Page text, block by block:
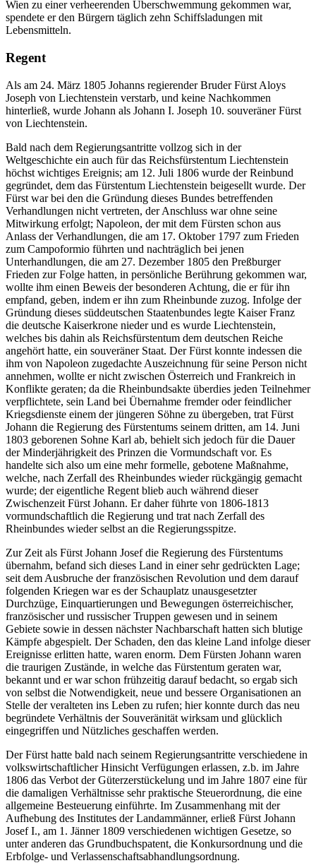
Wien zu einer verheerenden Überschwemmung gekommen war,
spendete er den Bürgern täglich zehn Schiffsladungen mit
Lebensmitteln.
Regent
Als am 24. März 1805 Johanns regierender Bruder Fürst Aloys
Joseph von Liechtenstein verstarb, und keine Nachkommen
hinterließ, wurde Johann als Johann I. Joseph 10. souveräner Fürst
von Liechtenstein.
Bald nach dem Regierungsantritte vollzog sich in der
Weltgeschichte ein auch für das Reichsfürstentum Liechtenstein
höchst wichtiges Ereignis; am 12. Juli 1806 wurde der Reinbund
gegründet, dem das Fürstentum Liechtenstein beigesellt wurde. Der
Fürst war bei den die Gründung dieses Bundes betreffenden
Verhandlungen nicht vertreten, der Anschluss war ohne seine
Mitwirkung erfolgt; Napoleon, der mit dem Fürsten schon aus
Anlass der Verhandlungen, die am 17. Oktober 1797 zum Frieden
zum Campoformio führten und nachträglich bei jenen
Unterhandlungen, die am 27. Dezember 1805 den Preßburger
Frieden zur Folge hatten, in persönliche Berührung gekommen war,
wollte ihm einen Beweis der besonderen Achtung, die er für ihn
empfand, geben, indem er ihn zum Rheinbunde zuzog. Infolge der
Gründung dieses süddeutschen Staatenbundes legte Kaiser Franz
die deutsche Kaiserkrone nieder und es wurde Liechtenstein,
welches bis dahin als Reichsfürstentum dem deutschen Reiche
angehört hatte, ein souveräner Staat. Der Fürst konnte indessen die
ihm von Napoleon zugedachte Auszeichnung für seine Person nicht
annehmen, wollte er nicht zwischen Österreich und Frankreich in
Konflikte geraten; da die Rheinbundsakte überdies jeden Teilnehmer
verpflichtete, sein Land bei Übernahme fremder oder feindlicher
Kriegsdienste einem der jüngeren Söhne zu übergeben, trat Fürst
Johann die Regierung des Fürstentums seinem dritten, am 14. Juni
1803 geborenen Sohne Karl ab, behielt sich jedoch für die Dauer
der Minderjährigkeit des Prinzen die Vormundschaft vor. Es
handelte sich also um eine mehr formelle, gebotene Maßnahme,
welche, nach Zerfall des Rheinbundes wieder rückgängig gemacht
wurde; der eigentliche Regent blieb auch während dieser
Zwischenzeit Fürst Johann. Er daher führte von 1806-1813
vormundschaftlich die Regierung und trat nach Zerfall des
Rheinbundes wieder selbst an die Regierungsspitze.
Zur Zeit als Fürst Johann Josef die Regierung des Fürstentums
übernahm, befand sich dieses Land in einer sehr gedrückten Lage;
seit dem Ausbruche der französischen Revolution und dem darauf
folgenden Kriegen war es der Schauplatz unausgesetzter
Durchzüge, Einquartierungen und Bewegungen österreichischer,
französischer und russischer Truppen gewesen und in seinem
Gebiete sowie in dessen nächster Nachbarschaft hatten sich blutige
Kämpfe abgespielt. Der Schaden, den das kleine Land infolge dieser
Ereignisse erlitten hatte, waren enorm. Dem Fürsten Johann waren
die traurigen Zustände, in welche das Fürstentum geraten war,
bekannt und er war schon frühzeitig darauf bedacht, so ergab sich
von selbst die Notwendigkeit, neue und bessere Organisationen an
Stelle der veralteten ins Leben zu rufen; hier konnte durch das neu
begründete Verhältnis der Souveränität wirksam und glücklich
eingegriffen und Nützliches geschaffen werden.
Der Fürst hatte bald nach seinem Regierungsantritte verschiedene in
volkswirtschaftlicher Hinsicht Verfügungen erlassen, z.b. im Jahre
1806 das Verbot der Güterzerstückelung und im Jahre 1807 eine für
die damaligen Verhältnisse sehr praktische Steuerordnung, die eine
allgemeine Besteuerung einführte. Im Zusammenhang mit der
Aufhebung des Institutes der Landammänner, erließ Fürst Johann
Josef I., am 1. Jänner 1809 verschiedenen wichtigen Gesetze, so
unter anderen das Grundbuchspatent, die Konkursordnung und die
Erbfolge- und Verlassenschaftsabhandlungsordnung.